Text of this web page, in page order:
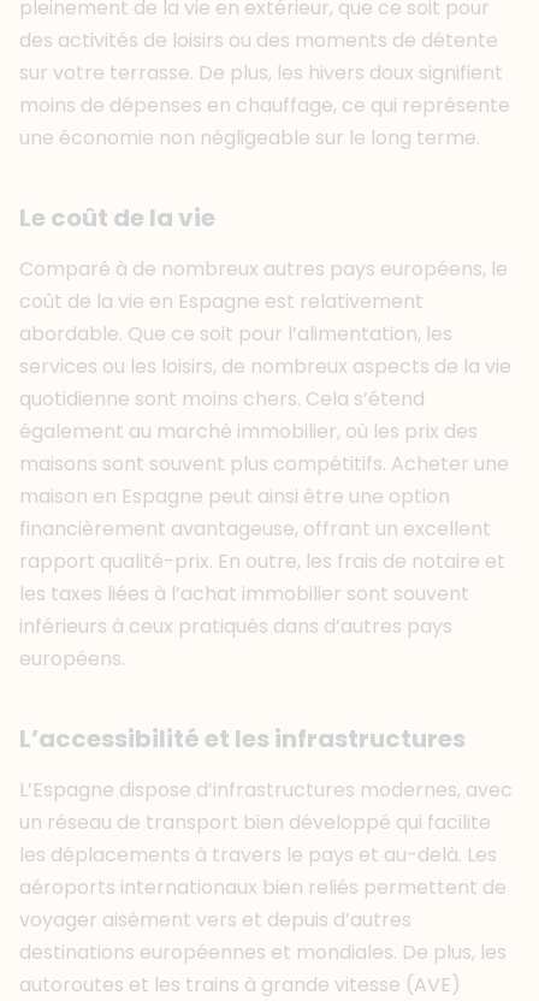
pleinement de la vie en extérieur, que ce soit pour
des activités de loisirs ou des moments de détente
sur votre terrasse. De plus, les hivers doux signifient
moins de dépenses en chauffage, ce qui représente
une économie non négligeable sur le long terme.
Le coût de la vie
Comparé à de nombreux autres pays européens, le
coût de la vie en Espagne est relativement
abordable. Que ce soit pour l’alimentation, les
services ou les loisirs, de nombreux aspects de la vie
quotidienne sont moins chers. Cela s’étend
également au marché immobilier, où les prix des
maisons sont souvent plus compétitifs. Acheter une
maison en Espagne peut ainsi être une option
financièrement avantageuse, offrant un excellent
rapport qualité-prix. En outre, les frais de notaire et
les taxes liées à l’achat immobilier sont souvent
inférieurs à ceux pratiqués dans d’autres pays
européens.
L’accessibilité et les infrastructures
L’Espagne dispose d’infrastructures modernes, avec
un réseau de transport bien développé qui facilite
les déplacements à travers le pays et au-delà. Les
aéroports internationaux bien reliés permettent de
voyager aisément vers et depuis d’autres
destinations européennes et mondiales. De plus, les
autoroutes et les trains à grande vitesse (AVE)